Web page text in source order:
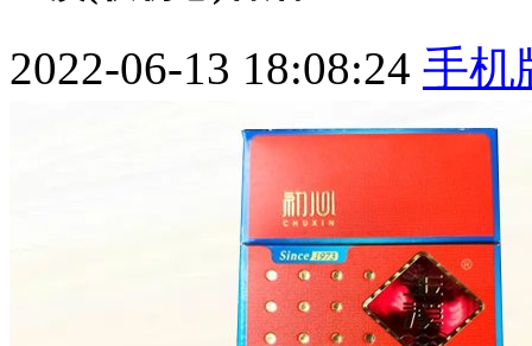
2022-06-13 18:08:24 手机